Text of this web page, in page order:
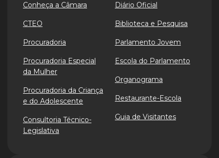
Conheça a Câmara
CTEO
Procuradoria
Procuradoria Especial
da Mulher
Procuradoria da Criança
e do Adolescente
Consultoria Técnico-
Legislativa
Diário Oficial
Biblioteca e Pesquisa
Parlamento Jovem
Escola do Parlamento
Organograma
Restaurante-Escola
Guia de Visitantes